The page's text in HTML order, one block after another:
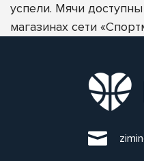
успели. Мячи
магазинах сети